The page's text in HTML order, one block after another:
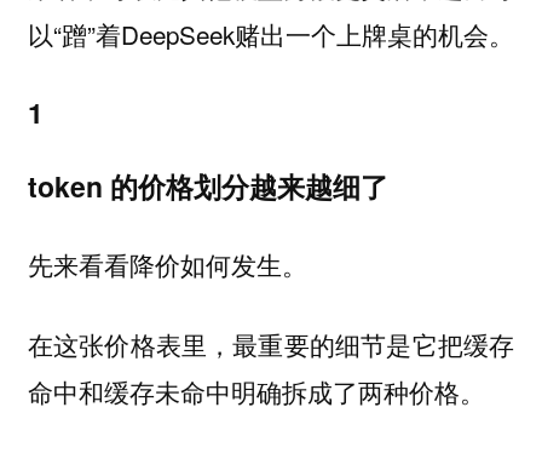
以“蹭”着DeepSeek赌出一个上牌桌的机会。
1
token 的价格划分越来越细了
先来看看降价如何发生。
在这张价格表里，最重要的细节是它把缓存
命中和缓存未命中明确拆成了两种价格。